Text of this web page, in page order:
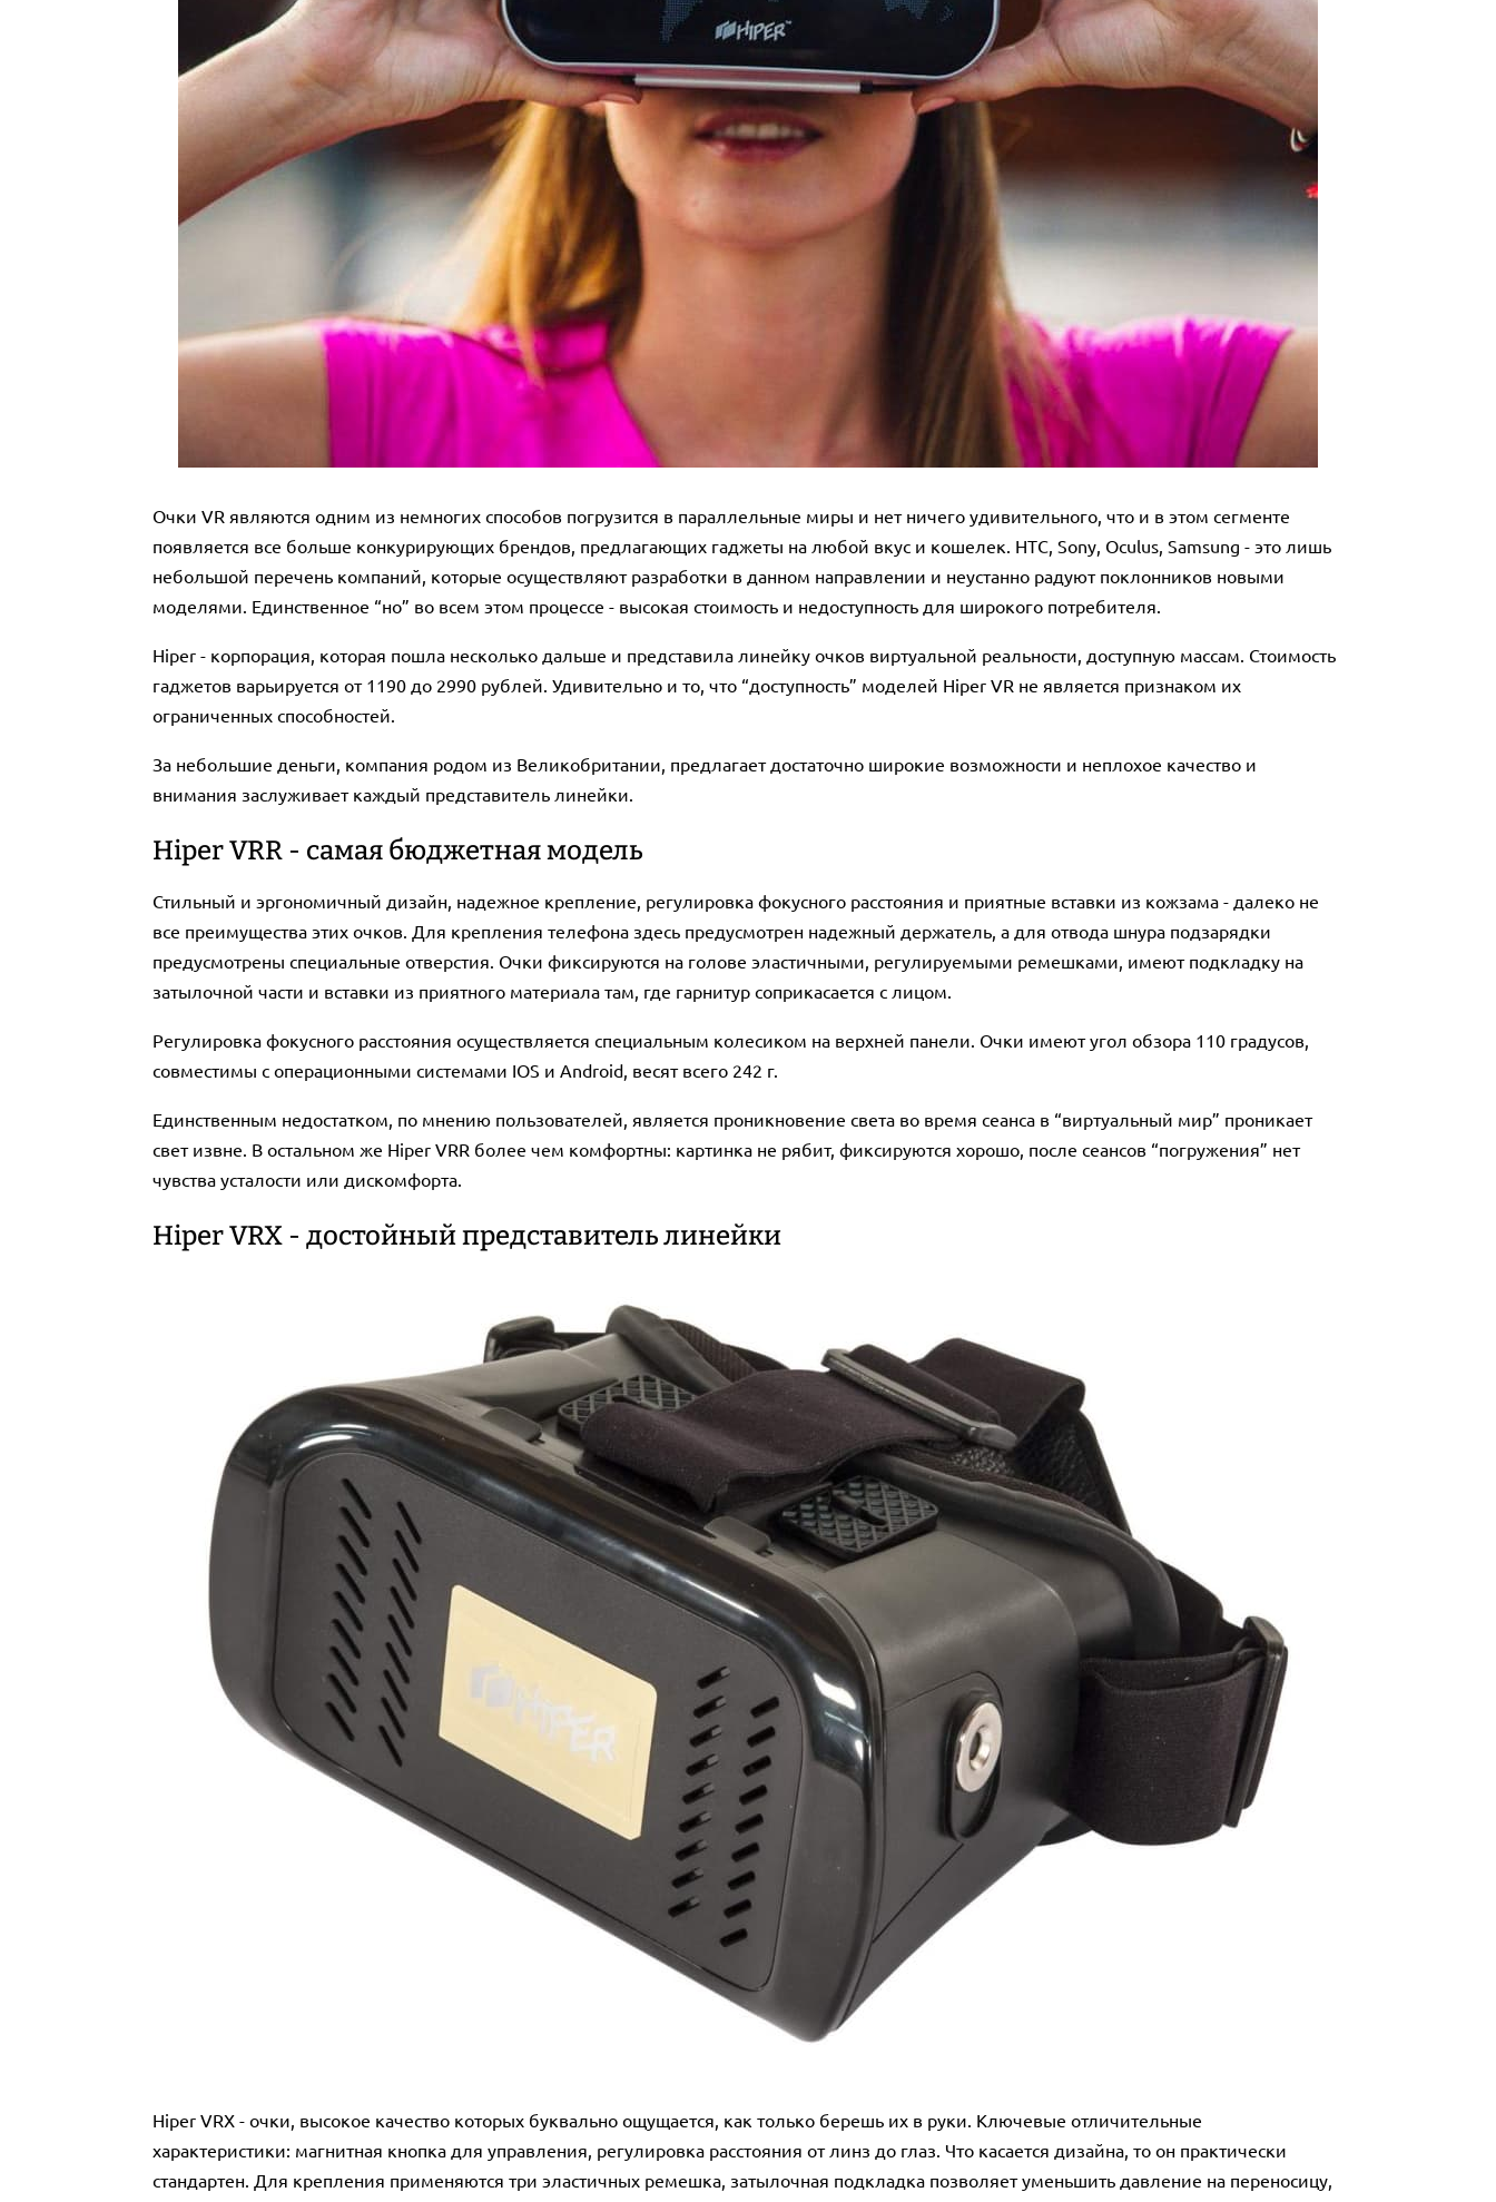
Очки VR являются одним из немногих способов погрузится в параллельные миры и нет ничего удивительного, что и в этом сегменте
появляется все больше конкурирующих брендов, предлагающих гаджеты на любой вкус и кошелек. HTC, Sony, Oculus, Samsung - это лишь
небольшой перечень компаний, которые осуществляют разработки в данном направлении и неустанно радуют поклонников новыми
моделями. Единственное “но” во всем этом процессе - высокая стоимость и недоступность для широкого потребителя.
Hiper - корпорация, которая пошла несколько дальше и представила линейку очков виртуальной реальности, доступную массам. Стоимость
гаджетов варьируется от 1190 до 2990 рублей. Удивительно и то, что “доступность” моделей Hiper VR не является признаком их
ограниченных способностей.
За небольшие деньги, компания родом из Великобритании, предлагает достаточно широкие возможности и неплохое качество и
внимания заслуживает каждый представитель линейки.
Hiper VRR - самая бюджетная модель
Стильный и эргономичный дизайн, надежное крепление, регулировка фокусного расстояния и приятные вставки из кожзама - далеко не
все преимущества этих очков. Для крепления телефона здесь предусмотрен надежный держатель, а для отвода шнура подзарядки
предусмотрены специальные отверстия. Очки фиксируются на голове эластичными, регулируемыми ремешками, имеют подкладку на
затылочной части и вставки из приятного материала там, где гарнитур соприкасается с лицом.
Регулировка фокусного расстояния осуществляется специальным колесиком на верхней панели. Очки имеют угол обзора 110 градусов,
совместимы с операционными системами IOS и Android, весят всего 242 г.
Единственным недостатком, по мнению пользователей, является проникновение света во время сеанса в “виртуальный мир” проникает
свет извне. В остальном же Hiper VRR более чем комфортны: картинка не рябит, фиксируются хорошо, после сеансов “погружения” нет
чувства усталости или дискомфорта.
Hiper VRX - достойный представитель линейки
Hiper VRX - очки, высокое качество которых буквально ощущается, как только берешь их в руки. Ключевые отличительные
характеристики: магнитная кнопка для управления, регулировка расстояния от линз до глаз. Что касается дизайна, то он практически
стандартен. Для крепления применяются три эластичных ремешка, затылочная подкладка позволяет уменьшить давление на переносицу,